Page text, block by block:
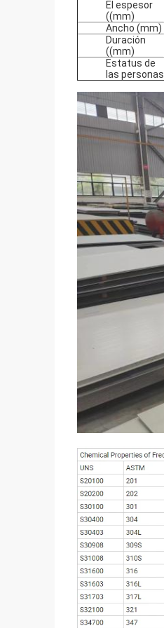
El espesor
((mm)
Ancho (mm)
Duración
((mm)
Estatus de
las personas